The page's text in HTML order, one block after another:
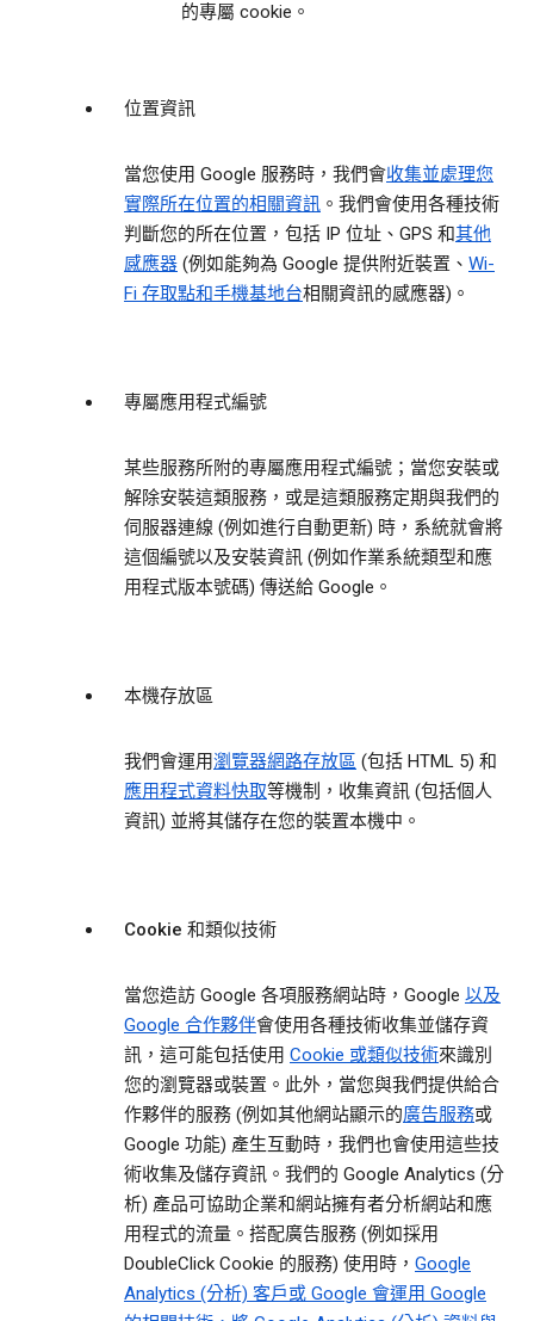
的專屬 cookie。
位置資訊
當您使用 Google 服務時，我們會收集並處理您
實際所在位置的相關資訊 。我們會使用各種技術
判斷您的所在位置，包括 IP 位址、GPS 和其他
感應器 (例如能夠為 Google 提供附近裝置、 Wi-
Fi 存取點和手機基地台相關資訊的感應器)。
專屬應用程式編號
某些服務所附的專屬應用程式編號；當您安裝或
解除安裝這類服務，或是這類服務定期與我們的
伺服器連線 (例如進行自動更新) 時，系統就會將
這個編號以及安裝資訊 (例如作業系統類型和應
用程式版本號碼) 傳送給 Google。
本機存放區
我們會運用瀏覽器網路存放區 (包括 HTML 5) 和
應用程式資料快取等機制，收集資訊 (包括個人
資訊) 並將其儲存在您的裝置本機中。
Cookie 和類似技術
當您造訪 Google 各項服務網站時，Google 以及
Google 合作夥伴會使用各種技術收集並儲存資
訊，這可能包括使用 Cookie 或類似技術來識別
您的瀏覽器或裝置。此外，當您與我們提供給合
作夥伴的服務 (例如其他網站顯示的廣告服務或
Google 功能) 產生互動時，我們也會使用這些技
術收集及儲存資訊。我們的 Google Analytics (分
析) 產品可協助企業和網站擁有者分析網站和應
用程式的流量。搭配廣告服務 (例如採用
DoubleClick Cookie 的服務) 使用時， Google
Analytics (分析) 客戶或 Google 會運用 Google